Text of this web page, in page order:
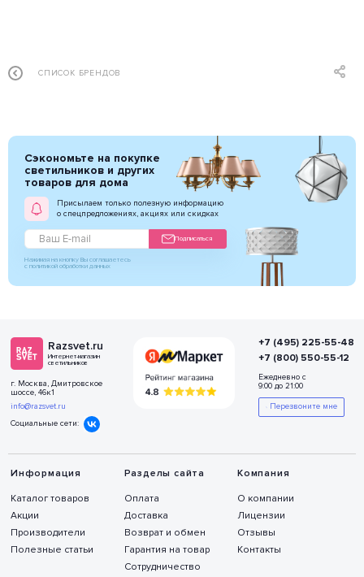
СПИСОК БРЕНДОВ
Сэкономьте на покупке
светильников и других
товаров для дома
Присылаем только полезную информацию
о спецпредложениях, акциях или скидках
Подписаться
Нажимая на кнопку Вы соглашаетесь
с политикой обработки данных
Razsvet.ru
Интернет-магазин
светильников
г. Москва, Дмитровское
шоссе, 46к1
info@razsvet.ru
Социальные сети:
Информация
Каталог товаров
Акции
Производители
Полезные статьи
Разделы сайта
Оплата
Доставка
Возврат и обмен
Гарантия на товар
Сотрудничество
Компания
О компании
Лицензии
Отзывы
Контакты
+7 (495) 225-55-48
+7 (800) 550-55-12
Ежедневно с
9:00 до 21:00
Перезвоните мне